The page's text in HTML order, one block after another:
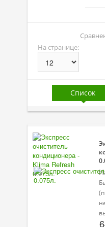
Присадки в
Присадки в
Автокосметика
Трансмиссионные
Оборудование
Клеи и герметики
Профи-серия
Уход за
На странице:
Список